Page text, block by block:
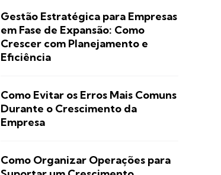
Gestão Estratégica para Empresas
em Fase de Expansão: Como
Crescer com Planejamento e
Eficiência
Como Evitar os Erros Mais Comuns
Durante o Crescimento da
Empresa
Como Organizar Operações para